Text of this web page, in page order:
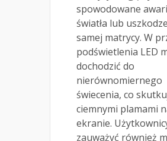
spowodowane
światła lub
samej matrycy. W
podświetlenia LED
dochodzić do
nierównomiernego
świecenia, co
ciemnymi plamami
ekranie.
zauważyć również